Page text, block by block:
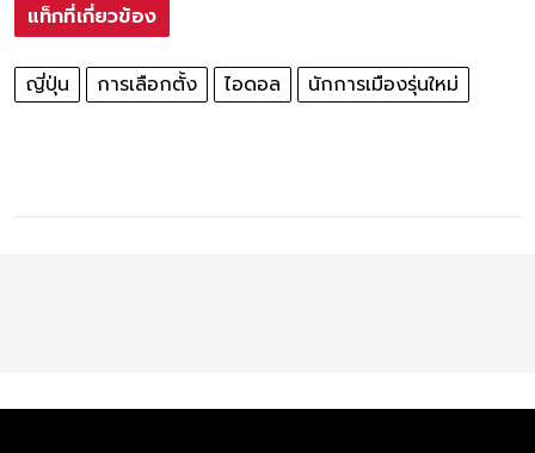
แท็กที่เกี่ยวข้อง
ญี่ปุ่น การเลือกตั้ง ไอดอล นักการเมืองรุ่นใหม่